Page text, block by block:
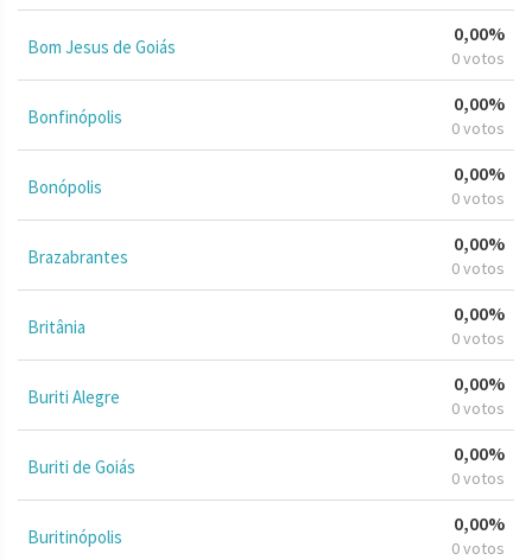
Bom Jesus de Goiás
0,00%
0 votos
Bonfinópolis
0,00%
0 votos
Bonópolis
0,00%
0 votos
Brazabrantes
0,00%
0 votos
Britânia
0,00%
0 votos
Buriti Alegre
0,00%
0 votos
Buriti de Goiás
0,00%
0 votos
Buritinópolis
0,00%
0 votos